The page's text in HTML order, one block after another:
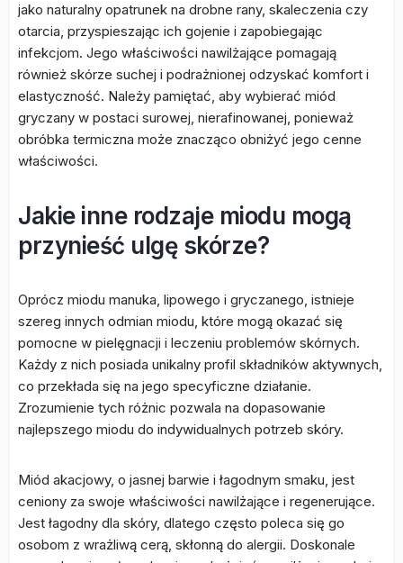
jako naturalny opatrunek na drobne rany, skaleczenia czy
otarcia, przyspieszając ich gojenie i zapobiegając
infekcjom. Jego właściwości nawilżające pomagają
również skórze suchej i podrażnionej odzyskać komfort i
elastyczność. Należy pamiętać, aby wybierać miód
gryczany w postaci surowej, nierafinowanej, ponieważ
obróbka termiczna może znacząco obniżyć jego cenne
właściwości.
Jakie inne rodzaje miodu mogą
przynieść ulgę skórze?
Oprócz miodu manuka, lipowego i gryczanego, istnieje
szereg innych odmian miodu, które mogą okazać się
pomocne w pielęgnacji i leczeniu problemów skórnych.
Każdy z nich posiada unikalny profil składników aktywnych,
co przekłada się na jego specyficzne działanie.
Zrozumienie tych różnic pozwala na dopasowanie
najlepszego miodu do indywidualnych potrzeb skóry.
Miód akacjowy, o jasnej barwie i łagodnym smaku, jest
ceniony za swoje właściwości nawilżające i regenerujące.
Jest łagodny dla skóry, dlatego często poleca się go
osobom z wrażliwą cerą, skłonną do alergii. Doskonale